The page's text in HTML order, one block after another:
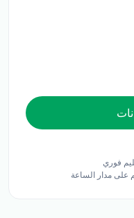
فوري
على مدار الساعة